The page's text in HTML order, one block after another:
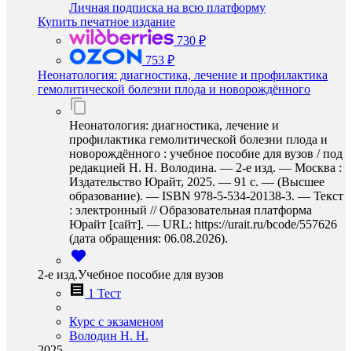
Личная подписка на всю платформу
Купить печатное издание
730 ₽
753 ₽
Неонатология: диагностика, лечение и профилактика
гемолитической болезни плода и новорождённого
Неонатология: диагностика, лечение и
профилактика гемолитической болезни плода и
новорождённого : учебное пособие для вузов / под
редакцией Н. Н. Володина. — 2-е изд. — Москва :
Издательство Юрайт, 2025. — 91 с. — (Высшее
образование). — ISBN 978-5-534-20138-3. — Текст
: электронный // Образовательная платформа
Юрайт [сайт]. — URL: https://urait.ru/bcode/557626
(дата обращения: 06.08.2026).
2-е изд.Учебное пособие для вузов
1 Тест
Курс с экзаменом
Володин Н. Н.